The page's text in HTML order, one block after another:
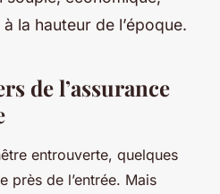
la hauteur de l’époque.
de l’assurance
entrouverte, quelques
près de l’entrée. Mais